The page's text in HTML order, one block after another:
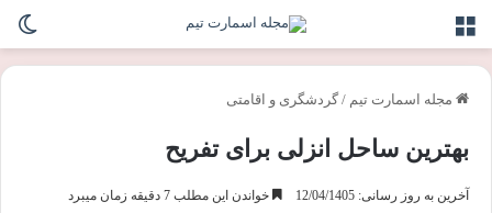
مجله اسمارت تیم / گردشگری و اقامتی
بهترین ساحل انزلی برای تفریح
آخرین به روز رسانی: 12/04/1405 خواندن این مطلب 7 دقیقه زمان میبرد